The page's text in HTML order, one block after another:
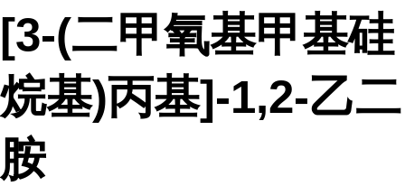
[3-(二甲氧基甲基硅
烷基)丙基]-1,2-乙二
胺